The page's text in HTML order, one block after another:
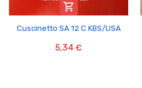

Cuscinetto SA 12 C KBS/USA
5,34 €